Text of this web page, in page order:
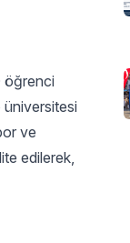
öğrenci
üniversitesi
ve
edilerek,